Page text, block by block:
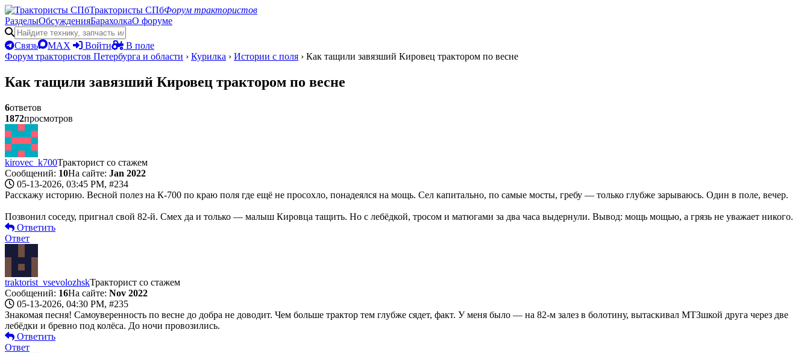
Трактористы СПбФорум трактористов
РазделыОбсужденияБарахолкаО форуме
Связь MAX Войти
В поле
Форум трактористов Петербурга и области › Курилка › Истории с поля › Как тащили завязший Кировец трактором по весне
Как тащили завязший Кировец трактором по весне
6ответов
1872просмотров
kirovec_k700Тракторист со стажем
Сообщений: 10На сайте: Jan 2022
05-13-2026, 03:45 PM, #234
Расскажу историю. Весной полез на К-700 по краю поля где ещё не просохло, понадеялся на мощь. Сел капитально, по самые мосты, гребу — только глубже зарываюсь. Один в поле, вечер.
Позвонил соседу, пригнал свой 82-й. Смех да и только — малыш Кировца тащить. Но с лебёдкой, тросом и матюгами за два часа выдернули. Вывод: мощь мощью, а грязь не уважает никого.
Ответить
Ответ
traktorist_vsevolozhskТракторист со стажем
Сообщений: 16На сайте: Nov 2022
05-13-2026, 04:30 PM, #235
Знакомая песня! Самоуверенность по весне до добра не доводит. Чем больше трактор тем глубже сядет, факт. У меня было — на 82-м залез в болотину, вытаскивал МТЗшкой друга через две
лебёдки и бревно под колёса. До ночи провозились.
Ответить
Ответ